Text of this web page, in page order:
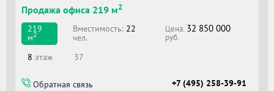
Продажа офиса 219 м2
219
м2
Вместимоcть: 22
чел.
Цена: 32 850 000
руб.
8 этаж 37
Обратная связь +7 (495) 258-39-91